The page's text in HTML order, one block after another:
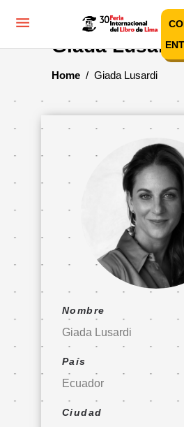
Giada Lusardi
Home / Giada Lusardi
Nombre
Giada Lusardi
País
Ecuador
Ciudad